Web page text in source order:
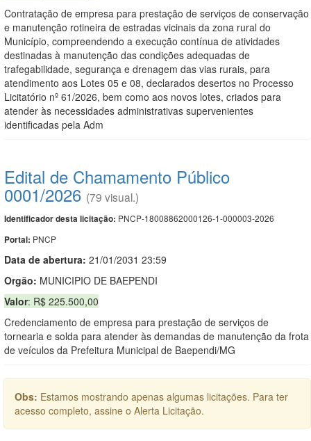
Contratação de empresa para prestação de serviços de conservação
e manutenção rotineira de estradas vicinais da zona rural do
Município, compreendendo a execução contínua de atividades
destinadas à manutenção das condições adequadas de
trafegabilidade, segurança e drenagem das vias rurais, para
atendimento aos Lotes 05 e 08, declarados desertos no Processo
Licitatório nº 61/2026, bem como aos novos lotes, criados para
atender às necessidades administrativas supervenientes
identificadas pela Adm
Edital de Chamamento Público
0001/2026 (79 visual.)
Identificador desta licitação: PNCP-18008862000126-1-000003-2026
Portal: PNCP
Data de abertura: 21/01/2031 23:59
Orgão: MUNICIPIO DE BAEPENDI
Valor: R$ 225.500,00
Credenciamento de empresa para prestação de serviços de
tornearia e solda para atender às demandas de manutenção da frota
de veículos da Prefeitura Municipal de Baependi/MG
Obs: Estamos mostrando apenas algumas licitações. Para ter
acesso completo, assine o Alerta Licitação.